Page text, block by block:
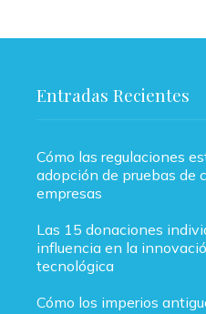
Entradas Recientes
Cómo las regulaciones
adopción de pruebas de
empresas
Las 15 donaciones
influencia en la
tecnológica
Cómo los imperios